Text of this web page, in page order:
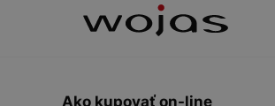
Ako kupovať on-line